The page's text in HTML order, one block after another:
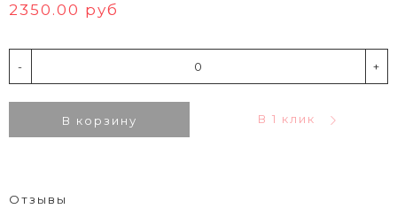
2350.00 руб
- +
В корзину В 1 клик
Отзывы